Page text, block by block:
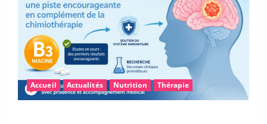
Accueil Actualités Nutrition Thérapie